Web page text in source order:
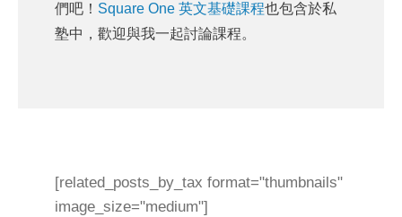
們吧！ Square One 英文基礎課程也包含於私
塾中，歡迎與我一起討論課程。
[related_posts_by_tax format="thumbnails"
image_size="medium"]